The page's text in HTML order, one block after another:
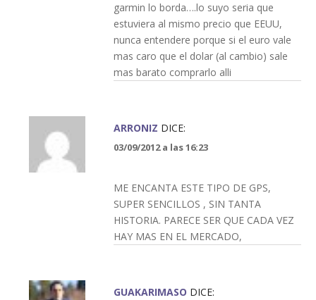
garmin lo borda….lo suyo seria que
estuviera al mismo precio que EEUU,
nunca entendere porque si el euro vale
mas caro que el dolar (al cambio) sale
mas barato comprarlo alli
ARRONIZ DICE:
03/09/2012 a las 16:23
ME ENCANTA ESTE TIPO DE GPS,
SUPER SENCILLOS , SIN TANTA
HISTORIA. PARECE SER QUE CADA VEZ
HAY MAS EN EL MERCADO,
GUAKARIMASO DICE: